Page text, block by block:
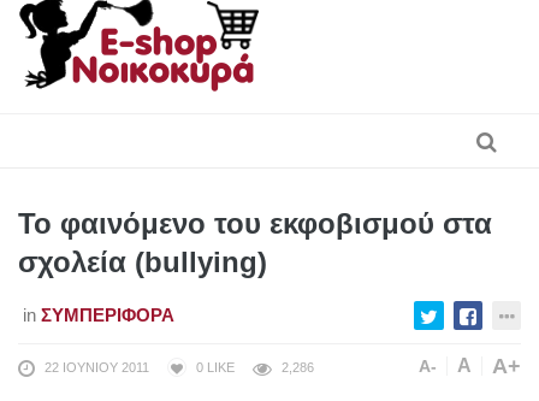
Το φαινόμενο του εκφοβισμού στα
σχολεία (bullying)
in ΣΥΜΠΕΡΙΦΟΡΆ
22 ΙΟΥΝΊΟΥ 2011 0 LIKE 2,286 A- A A+